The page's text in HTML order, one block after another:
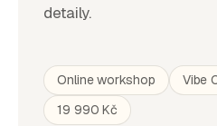
detaily.
Online workshop
Vibe
19 990 Kč